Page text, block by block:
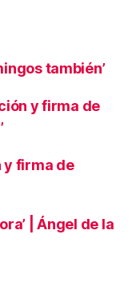
también’
y firma de
y firma de
| Ángel de la